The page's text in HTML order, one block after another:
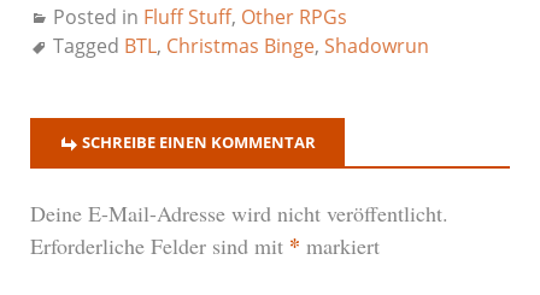
Posted in Fluff Stuff, Other RPGs
Tagged BTL, Christmas Binge, Shadowrun
SCHREIBE EINEN KOMMENTAR
Deine E-Mail-Adresse wird nicht veröffentlicht.
Erforderliche Felder sind mit * markiert